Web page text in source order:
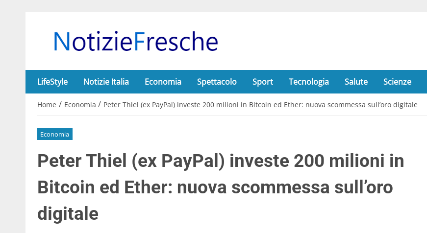
LifeStyle Notizie Italia Economia Spettacolo Sport Tecnologia Salute Scienze
Home / Economia / Peter Thiel (ex PayPal) investe 200 milioni in Bitcoin ed Ether: nuova scommessa sull’oro digitale
Economia
Peter Thiel (ex PayPal) investe 200 milioni in
Bitcoin ed Ether: nuova scommessa sull’oro
digitale